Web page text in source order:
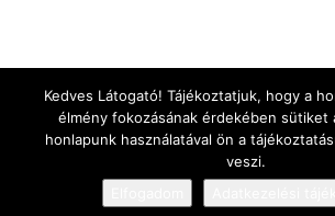
Kedves Látogató! Tájékoztatjuk, hogy a
élmény fokozásának érdekében sütiket
honlapunk használatával ön a
veszi.